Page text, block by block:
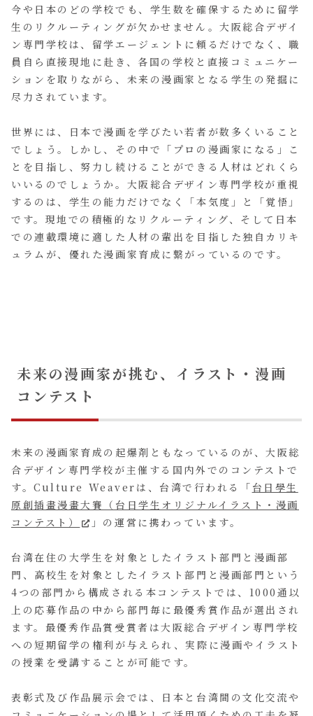
今や日本のどの学校でも、学生数を確保するために留学
生のリクルーティングが欠かせません。大阪総合デザイ
ン専門学校は、留学エージェントに頼るだけでなく、職
員自ら直接現地に赴き、各国の学校と直接コミュニケー
ションを取りながら、未来の漫画家となる学生の発掘に
尽力されています。
世界には、日本で漫画を学びたい若者が数多くいること
でしょう。しかし、その中で「プロの漫画家になる」こ
とを目指し、努力し続けることができる人材はどれくら
いいるのでしょうか。大阪総合デザイン専門学校が重視
するのは、学生の能力だけでなく「本気度」と「覚悟」
です。現地での積極的なリクルーティング、そして日本
での連載環境に適した人材の輩出を目指した独自カリキ
ュラムが、優れた漫画家育成に繋がっているのです。
未来の漫画家が挑む、イラスト・漫画
コンテスト
未来の漫画家育成の起爆剤ともなっているのが、大阪総
合デザイン専門学校が主催する国内外でのコンテストで
す。Culture Weaverは、台湾で行われる「 台日學生
原創插畫漫畫大賽（台日学生オリジナルイラスト・漫画
コンテスト）
」の運営に携わっています。
台湾在住の大学生を対象としたイラスト部門と漫画部
門、高校生を対象としたイラスト部門と漫画部門という
4つの部門から構成される本コンテストでは、1000通以
上の応募作品の中から部門毎に最優秀賞作品が選出され
ます。最優秀作品賞受賞者は大阪総合デザイン専門学校
への短期留学の権利が与えられ、実際に漫画やイラスト
の授業を受講することが可能です。
表彰式及び作品展示会では、日本と台湾間の文化交流や